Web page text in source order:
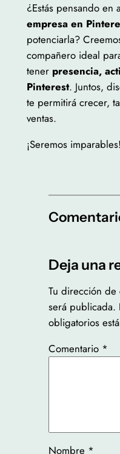
¿Estás pensando en
empresa en
potenciarla?
compañero ideal
tener presencia,
Pinterest. Juntos,
te permitirá crecer,
ventas.
¡Seremos imparables!
Deja una
Tu dirección
será publicada.
obligatorios
Comentario *
Nombre *